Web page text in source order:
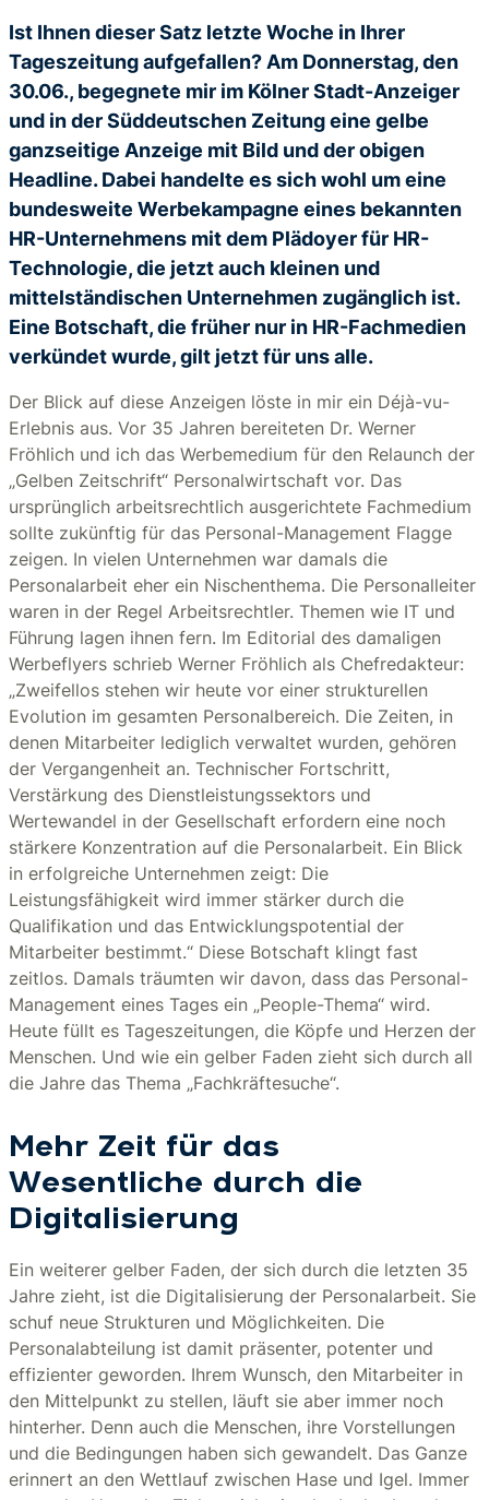
Ist Ihnen dieser Satz letzte Woche in Ihrer
Tageszeitung aufgefallen? Am Donnerstag, den
30.06., begegnete mir im Kölner Stadt-Anzeiger
und in der Süddeutschen Zeitung eine gelbe
ganzseitige Anzeige mit Bild und der obigen
Headline. Dabei handelte es sich wohl um eine
bundesweite Werbekampagne eines bekannten
HR-Unternehmens mit dem Plädoyer für HR-
Technologie, die jetzt auch kleinen und
mittelständischen Unternehmen zugänglich ist.
Eine Botschaft, die früher nur in HR-Fachmedien
verkündet wurde, gilt jetzt für uns alle.
Der Blick auf diese Anzeigen löste in mir ein Déjà-vu-
Erlebnis aus. Vor 35 Jahren bereiteten Dr. Werner
Fröhlich und ich das Werbemedium für den Relaunch der
„Gelben Zeitschrift“ Personalwirtschaft vor. Das
ursprünglich arbeitsrechtlich ausgerichtete Fachmedium
sollte zukünftig für das Personal-Management Flagge
zeigen. In vielen Unternehmen war damals die
Personalarbeit eher ein Nischenthema. Die Personalleiter
waren in der Regel Arbeitsrechtler. Themen wie IT und
Führung lagen ihnen fern. Im Editorial des damaligen
Werbeflyers schrieb Werner Fröhlich als Chefredakteur:
„Zweifellos stehen wir heute vor einer strukturellen
Evolution im gesamten Personalbereich. Die Zeiten, in
denen Mitarbeiter lediglich verwaltet wurden, gehören
der Vergangenheit an. Technischer Fortschritt,
Verstärkung des Dienstleistungssektors und
Wertewandel in der Gesellschaft erfordern eine noch
stärkere Konzentration auf die Personalarbeit. Ein Blick
in erfolgreiche Unternehmen zeigt: Die
Leistungsfähigkeit wird immer stärker durch die
Qualifikation und das Entwicklungspotential der
Mitarbeiter bestimmt.“ Diese Botschaft klingt fast
zeitlos. Damals träumten wir davon, dass das Personal-
Management eines Tages ein „People-Thema“ wird.
Heute füllt es Tageszeitungen, die Köpfe und Herzen der
Menschen. Und wie ein gelber Faden zieht sich durch all
die Jahre das Thema „Fachkräftesuche“.
Mehr Zeit für das
Wesentliche durch die
Digitalisierung
Ein weiterer gelber Faden, der sich durch die letzten 35
Jahre zieht, ist die Digitalisierung der Personalarbeit. Sie
schuf neue Strukturen und Möglichkeiten. Die
Personalabteilung ist damit präsenter, potenter und
effizienter geworden. Ihrem Wunsch, den Mitarbeiter in
den Mittelpunkt zu stellen, läuft sie aber immer noch
hinterher. Denn auch die Menschen, ihre Vorstellungen
und die Bedingungen haben sich gewandelt. Das Ganze
erinnert an den Wettlauf zwischen Hase und Igel. Immer